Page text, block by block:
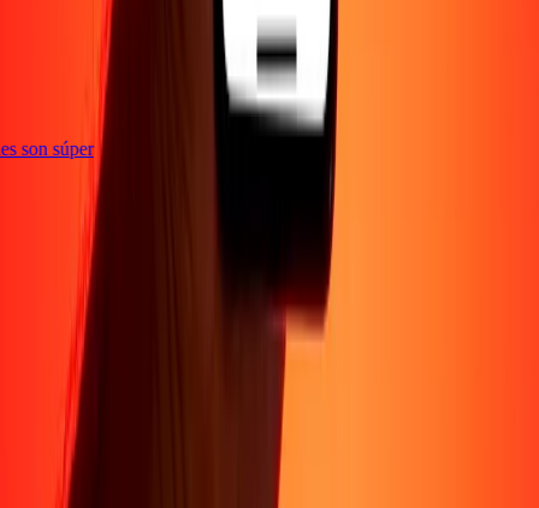
son súper
Acerca de
Conviértete en agenteConviértete en socio
Conviértete en socio estratégico
Carreras Promociones
Transferencia internacional de dinero
Soporte
Política de privacidad
Aviso de cookies
condiciones
Presentar una